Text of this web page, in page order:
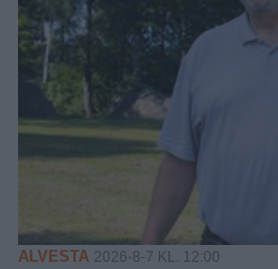
ALVESTA 2026-8-7 KL. 12:00